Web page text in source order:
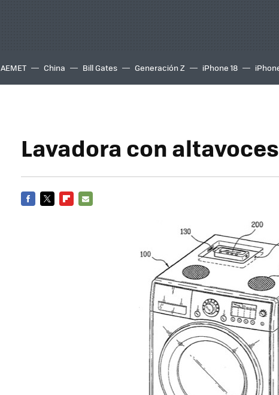
AEMET China Bill Gates Generación Z iPhone 18
Lavadora con altavoces